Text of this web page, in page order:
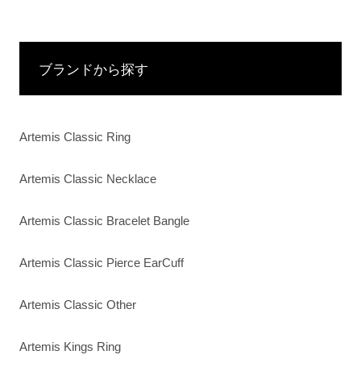
ブランドから探す
Artemis Classic Ring
Artemis Classic Necklace
Artemis Classic Bracelet Bangle
Artemis Classic Pierce EarCuff
Artemis Classic Other
Artemis Kings Ring